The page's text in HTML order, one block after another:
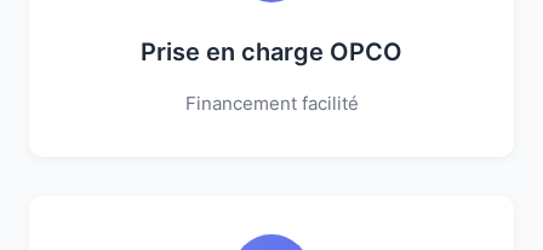
Prise en charge OPCO
Financement facilité